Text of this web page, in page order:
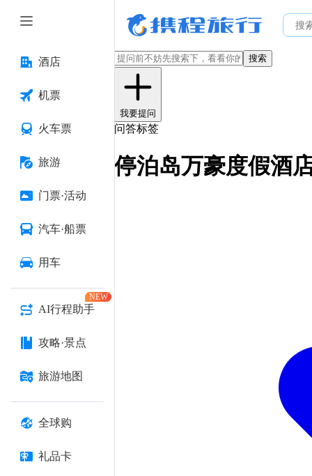
酒店
机票
火车票
旅游
门票·活动
汽车·船票
用车
AI行程助手
NEW
攻略·景点
旅游地图
全球购
礼品卡
搜索
我要提问
问答标签
停泊岛万豪度假酒